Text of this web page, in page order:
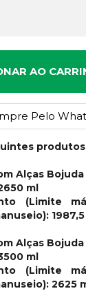
AO
Pelo
Alças
ml
(Limite
Alças
ml
(Limite
2625